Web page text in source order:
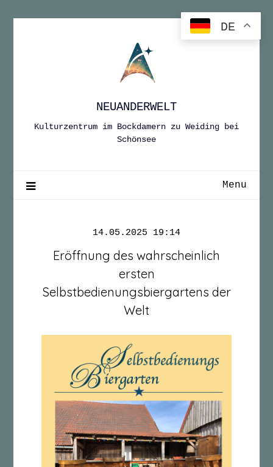
NEUANDERWELT
Kulturzentrum im Bockdamern zu Weiding bei
Schönsee
Menu
Eröffnung des wahrscheinlich
ersten
Selbstbedienungsbiergartens der
Welt
14.05.2025 19:14
DE